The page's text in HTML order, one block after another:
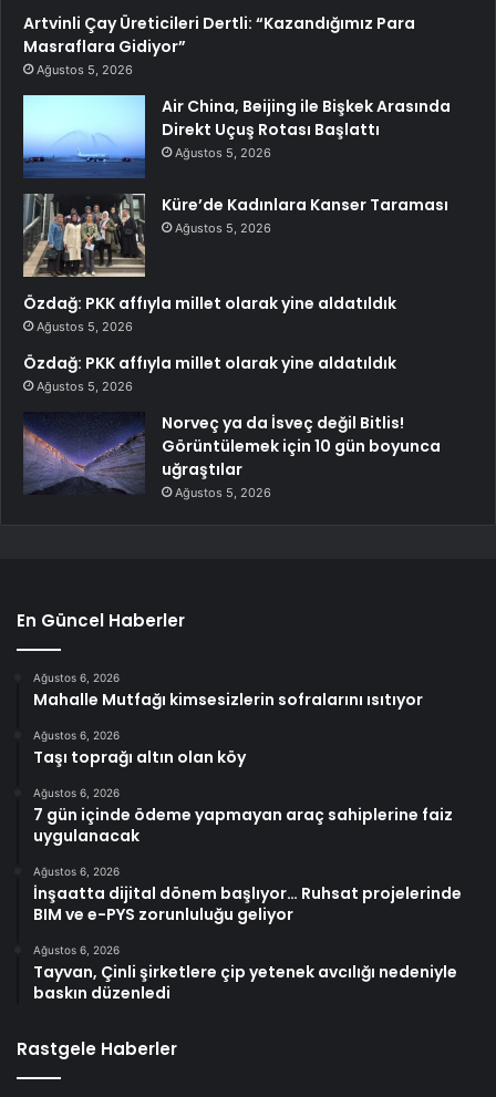
Artvinli Çay Üreticileri Dertli: “Kazandığımız Para
Masraflara Gidiyor”
Ağustos 5, 2026
Air China, Beijing ile Bişkek Arasında
Direkt Uçuş Rotası Başlattı
Ağustos 5, 2026
Küre’de Kadınlara Kanser Taraması
Ağustos 5, 2026
Özdağ: PKK affıyla millet olarak yine aldatıldık
Ağustos 5, 2026
Özdağ: PKK affıyla millet olarak yine aldatıldık
Ağustos 5, 2026
Norveç ya da İsveç değil Bitlis!
Görüntülemek için 10 gün boyunca
uğraştılar
Ağustos 5, 2026
En Güncel Haberler
Ağustos 6, 2026
Mahalle Mutfağı kimsesizlerin sofralarını ısıtıyor
Ağustos 6, 2026
Taşı toprağı altın olan köy
Ağustos 6, 2026
7 gün içinde ödeme yapmayan araç sahiplerine faiz
uygulanacak
Ağustos 6, 2026
İnşaatta dijital dönem başlıyor… Ruhsat projelerinde
BIM ve e-PYS zorunluluğu geliyor
Ağustos 6, 2026
Tayvan, Çinli şirketlere çip yetenek avcılığı nedeniyle
baskın düzenledi
Rastgele Haberler